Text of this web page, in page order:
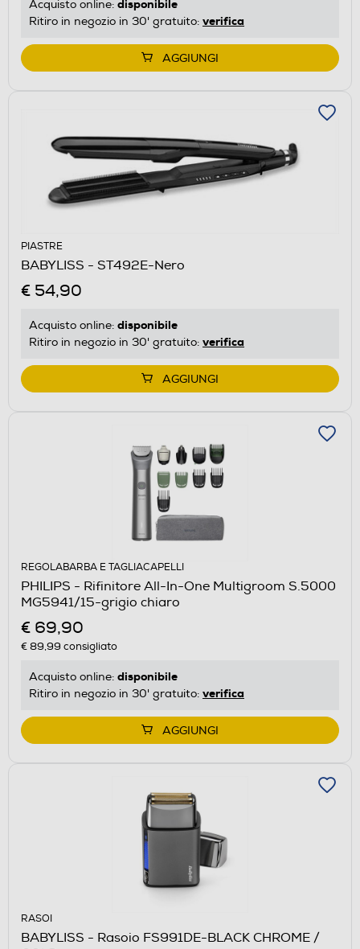
Acquisto online: disponibile
Ritiro in negozio in 30' gratuito: verifica
AGGIUNGI
PIASTRE
BABYLISS - ST492E-Nero
€ 54,90
Acquisto online: disponibile
Ritiro in negozio in 30' gratuito: verifica
AGGIUNGI
REGOLABARBA E TAGLIACAPELLI
PHILIPS - Rifinitore All-In-One Multigroom S.5000
MG5941/15-grigio chiaro
€ 69,90
€ 89,99 consigliato
Acquisto online: disponibile
Ritiro in negozio in 30' gratuito: verifica
AGGIUNGI
RASOI
BABYLISS - Rasoio FS991DE-BLACK CHROME /